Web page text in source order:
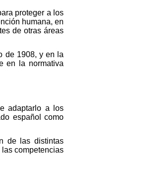
proteger a los
humana, en
de otras áreas
de 1908, y en la
en la normativa
adaptarlo a los
español como
de las distintas
competencias